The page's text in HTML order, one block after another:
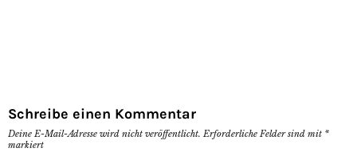
Schreibe einen Kommentar
Deine E-Mail-Adresse wird nicht veröffentlicht. Erforderliche Felder sind mit *
markiert